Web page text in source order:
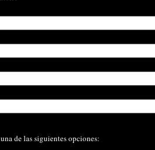
de las siguientes opciones: